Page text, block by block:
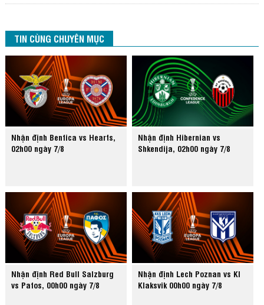
TIN CÙNG CHUYÊN MỤC
Nhận định Benfica vs Hearts,
02h00 ngày 7/8
Nhận định Hibernian vs
Shkendija, 02h00 ngày 7/8
Nhận định Red Bull Salzburg
vs Pafos, 00h00 ngày 7/8
Nhận định Lech Poznan vs KI
Klaksvik 00h00 ngày 7/8